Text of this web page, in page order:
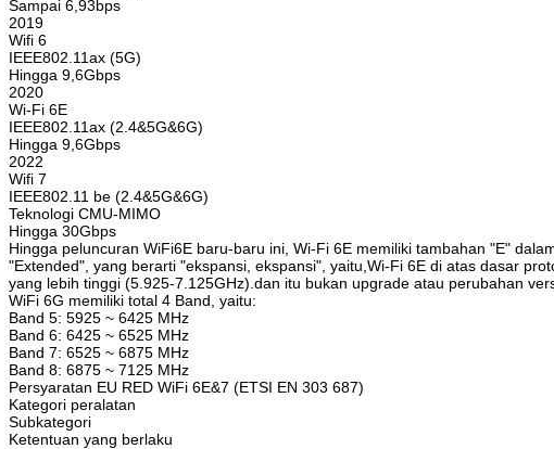
Sampai 6,93bps
2019
Wifi 6
IEEE802.11ax (5G)
Hingga 9,6Gbps
2020
Wi-Fi 6E
IEEE802.11ax (2.4&5G&6G)
Hingga 9,6Gbps
2022
Wifi 7
IEEE802.11 be (2.4&5G&6G)
Teknologi CMU-MIMO
Hingga 30Gbps
Hingga peluncuran WiFi6E baru-baru ini, Wi-Fi 6E memiliki tambahan "E"
"Extended", yang berarti "ekspansi, ekspansi", yaitu,Wi-Fi 6E di atas dasar
yang lebih tinggi (5.925-7.125GHz).dan itu bukan upgrade atau perubahan
WiFi 6G memiliki total 4 Band, yaitu:
Band 5: 5925 ~ 6425 MHz
Band 6: 6425 ~ 6525 MHz
Band 7: 6525 ~ 6875 MHz
Band 8: 6875 ~ 7125 MHz
Persyaratan EU RED WiFi 6E&7 (ETSI EN 303 687)
Kategori peralatan
Subkategori
Ketentuan yang berlaku